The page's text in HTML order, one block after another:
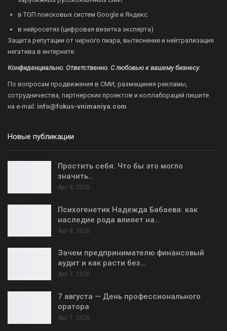
в ТОП поисковых систем Google и Яндекс.
в нейросетях (цифровая визитка эксперта)
Защита репутации от черного пиара, вытеснение и нейтрализация
негатива в интернете.
Конфиденциально. Ответственно. С любовью к вашему бизнесу.
По вопросам продвижения в СМИ, размещения рекламы,
сотрудничества, партнерских проектов и коллабораций пишите
на e-mail: info@fokus-vnimaniya.com
Новые публикации
Простить себя. Что бы это могло
значить…
Авг 8, 2026
Психогенетик Надежда Бабаева: как
наследие рода влияет на…
Авг 8, 2026
Зачем предпринимателю финансовый
аудит и как расти без…
Авг 7, 2026
7 августа — День профессионального
оратора
Авг 7, 2026